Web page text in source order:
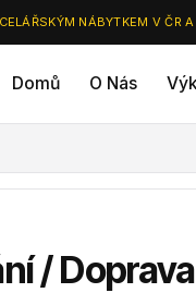
NÁBYTKEM V ČR A
Domů O Nás
/ Doprava